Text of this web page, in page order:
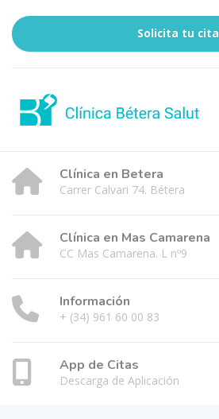
Solicita tu cita
Clínica en Betera
Carrer Calvari 74. Bétera
Clínica en Mas Camarena
CC Mas Camarena. L nº9
Información
+ (34) 961 60 00 83
App de Citas
Descarga de Aplicación